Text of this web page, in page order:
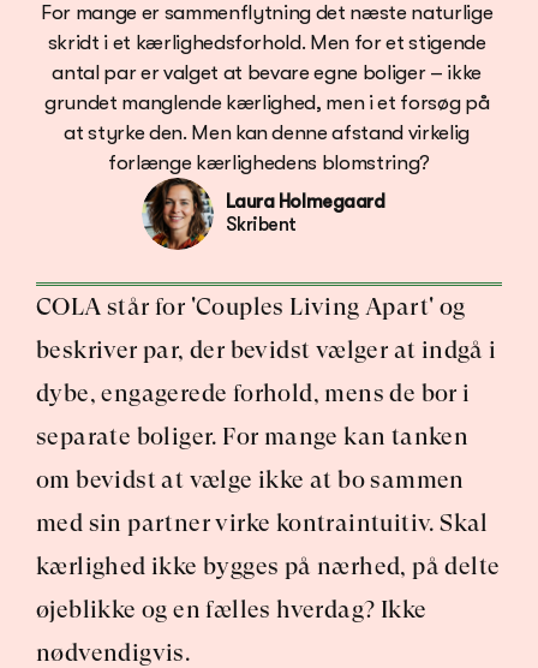
For mange er sammenflytning det næste naturlige
skridt i et kærlighedsforhold. Men for et stigende
antal par er valget at bevare egne boliger – ikke
grundet manglende kærlighed, men i et forsøg på
at styrke den. Men kan denne afstand virkelig
forlænge kærlighedens blomstring?
Laura Holmegaard
Skribent
COLA står for 'Couples Living Apart' og
beskriver par, der bevidst vælger at indgå i
dybe, engagerede forhold, mens de bor i
separate boliger. For mange kan tanken
om bevidst at vælge ikke at bo sammen
med sin partner virke kontraintuitiv. Skal
kærlighed ikke bygges på nærhed, på delte
øjeblikke og en fælles hverdag? Ikke
nødvendigvis.